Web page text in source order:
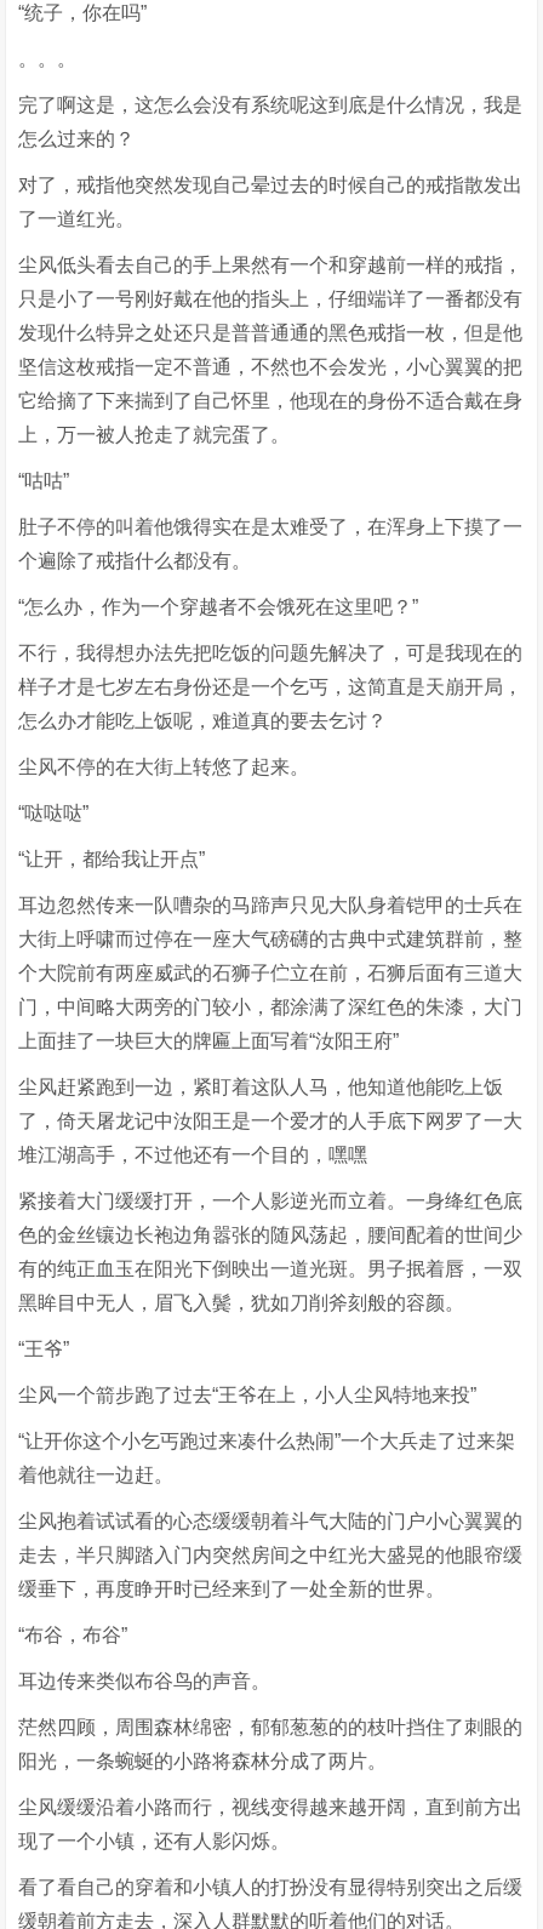
“统子，你在吗”
。。。
完了啊这是，这怎么会没有系统呢这到底是什么情况，我是
怎么过来的？
对了，戒指他突然发现自己晕过去的时候自己的戒指散发出
了一道红光。
尘风低头看去自己的手上果然有一个和穿越前一样的戒指，
只是小了一号刚好戴在他的指头上，仔细端详了一番都没有
发现什么特异之处还只是普普通通的黑色戒指一枚，但是他
坚信这枚戒指一定不普通，不然也不会发光，小心翼翼的把
它给摘了下来揣到了自己怀里，他现在的身份不适合戴在身
上，万一被人抢走了就完蛋了。
“咕咕”
肚子不停的叫着他饿得实在是太难受了，在浑身上下摸了一
个遍除了戒指什么都没有。
“怎么办，作为一个穿越者不会饿死在这里吧？”
不行，我得想办法先把吃饭的问题先解决了，可是我现在的
样子才是七岁左右身份还是一个乞丐，这简直是天崩开局，
怎么办才能吃上饭呢，难道真的要去乞讨？
尘风不停的在大街上转悠了起来。
“哒哒哒”
“让开，都给我让开点”
耳边忽然传来一队嘈杂的马蹄声只见大队身着铠甲的士兵在
大街上呼啸而过停在一座大气磅礴的古典中式建筑群前，整
个大院前有两座威武的石狮子伫立在前，石狮后面有三道大
门，中间略大两旁的门较小，都涂满了深红色的朱漆，大门
上面挂了一块巨大的牌匾上面写着“汝阳王府”
尘风赶紧跑到一边，紧盯着这队人马，他知道他能吃上饭
了，倚天屠龙记中汝阳王是一个爱才的人手底下网罗了一大
堆江湖高手，不过他还有一个目的，嘿嘿
紧接着大门缓缓打开，一个人影逆光而立着。一身绛红色底
色的金丝镶边长袍边角嚣张的随风荡起，腰间配着的世间少
有的纯正血玉在阳光下倒映出一道光斑。男子抿着唇，一双
黑眸目中无人，眉飞入鬓，犹如刀削斧刻般的容颜。
“王爷”
尘风一个箭步跑了过去“王爷在上，小人尘风特地来投”
“让开你这个小乞丐跑过来凑什么热闹”一个大兵走了过来架
着他就往一边赶。
尘风抱着试试看的心态缓缓朝着斗气大陆的门户小心翼翼的
走去，半只脚踏入门内突然房间之中红光大盛晃的他眼帘缓
缓垂下，再度睁开时已经来到了一处全新的世界。
“布谷，布谷”
耳边传来类似布谷鸟的声音。
茫然四顾，周围森林绵密，郁郁葱葱的的枝叶挡住了刺眼的
阳光，一条蜿蜒的小路将森林分成了两片。
尘风缓缓沿着小路而行，视线变得越来越开阔，直到前方出
现了一个小镇，还有人影闪烁。
看了看自己的穿着和小镇人的打扮没有显得特别突出之后缓
缓朝着前方走去，深入人群默默的听着他们的对话。